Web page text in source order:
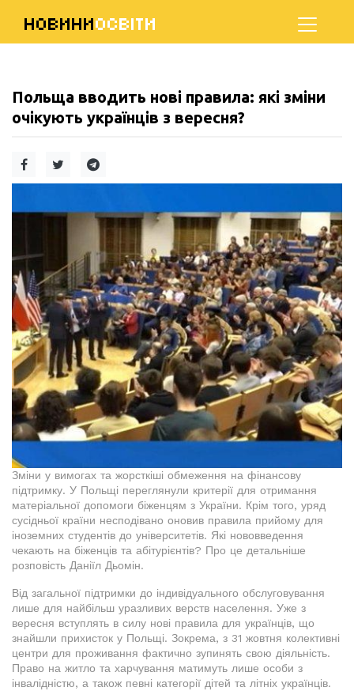
НОВИНИОСВІТИ
Польща вводить нові правила: які зміни
очікують українців з вересня?
Зміни у вимогах та жорсткіші обмеження на фінансову
підтримку. У Польщі переглянули критерії для отримання
матеріальної допомоги біженцям з України. Крім того, уряд
сусідньої країни несподівано оновив правила прийому для
іноземних студентів до університетів. Які нововведення
чекають на біженців та абітурієнтів? Про це детальніше
розповість Даніїл Дьомін.
Від загальної підтримки до індивідуального обслуговування
лише для найбільш уразливих верств населення. Уже з
вересня вступлять в силу нові правила для українців, що
знайшли прихисток у Польщі. Зокрема, з 31 жовтня колективні
центри для проживання фактично зупинять свою діяльність.
Право на житло та харчування матимуть лише особи з
інвалідністю, а також певні категорії дітей та літніх українців.